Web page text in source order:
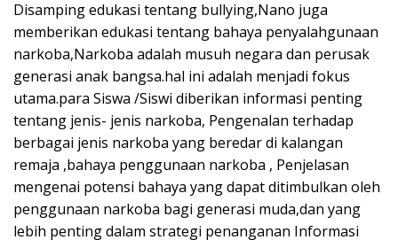
Disamping edukasi tentang bullying,Nano juga
memberikan edukasi tentang bahaya penyalahgunaan
narkoba,Narkoba adalah musuh negara dan perusak
generasi anak bangsa.hal ini adalah menjadi fokus
utama.para Siswa /Siswi diberikan informasi penting
tentang jenis- jenis narkoba, Pengenalan terhadap
berbagai jenis narkoba yang beredar di kalangan
remaja ,bahaya penggunaan narkoba , Penjelasan
mengenai potensi bahaya yang dapat ditimbulkan oleh
penggunaan narkoba bagi generasi muda,dan yang
lebih penting dalam strategi penanganan Informasi